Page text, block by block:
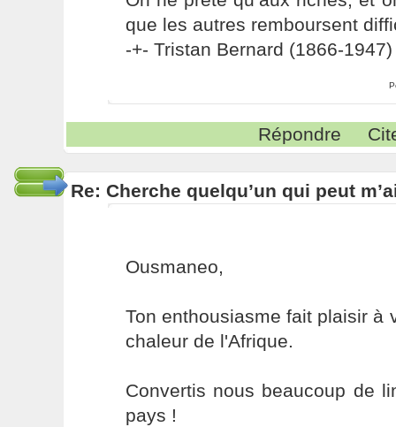
que les autres remboursent
-+- Tristan Bernard (1866-1947)
Répondre
Re: Cherche quelqu’un qui peut
Ousmaneo,
Ton enthousiasme fait plaisir à
chaleur de l'Afrique.
Convertis nous beaucoup de
pays !